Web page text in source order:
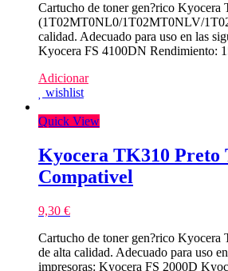
Cartucho de toner gen?rico Kyocera
(1T02MT0NL0/1T02MT0NLV/
calidad. Adecuado para uso en las
Kyocera FS 4100DN Rendimiento:
Adicionar
wishlist
Quick View
Kyocera TK310 Preto
Compativel
9,30 €
Cartucho de toner gen?rico
de alta calidad. Adecuado para uso
impresoras: Kyocera FS 2000D